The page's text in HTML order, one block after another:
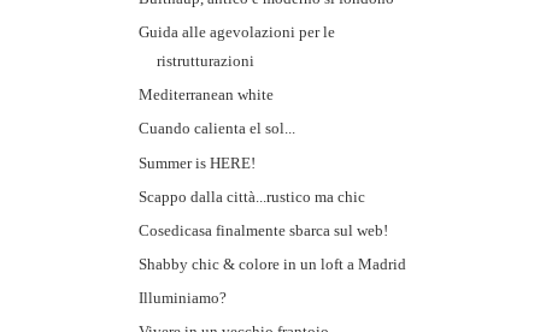
Guida alle agevolazioni per le
ristrutturazioni
Mediterranean white
Cuando calienta el sol...
Summer is HERE!
Scappo dalla città...rustico ma chic
Cosedicasa finalmente sbarca sul web!
Shabby chic & colore in un loft a Madrid
Illuminiamo?